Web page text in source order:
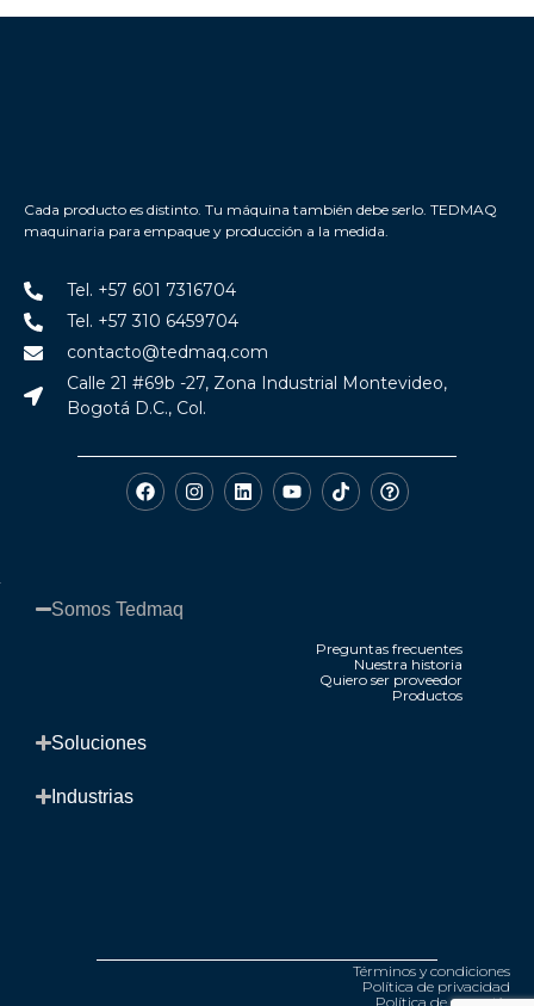
Cada producto es distinto. Tu máquina también debe serlo. TEDMAQ
maquinaria para empaque y producción a la medida.
Tel. +57 601 7316704
Tel. +57 310 6459704
contacto@tedmaq.com
Calle 21 #69b -27, Zona Industrial Montevideo,
Bogotá D.C., Col.
Somos Tedmaq​
Preguntas frecuentes
Nuestra historia
Quiero ser proveedor
Productos
Soluciones​
Industrias​
Términos y condiciones
Política de privacidad
Política de garantía